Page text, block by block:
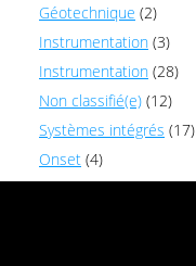
Géotechnique (2)
Instrumentation (3)
Instrumentation (28)
Non classifié(e) (12)
Systèmes intégrés (17)
Onset (4)